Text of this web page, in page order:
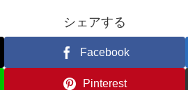
シェアする
Facebook
Pinterest